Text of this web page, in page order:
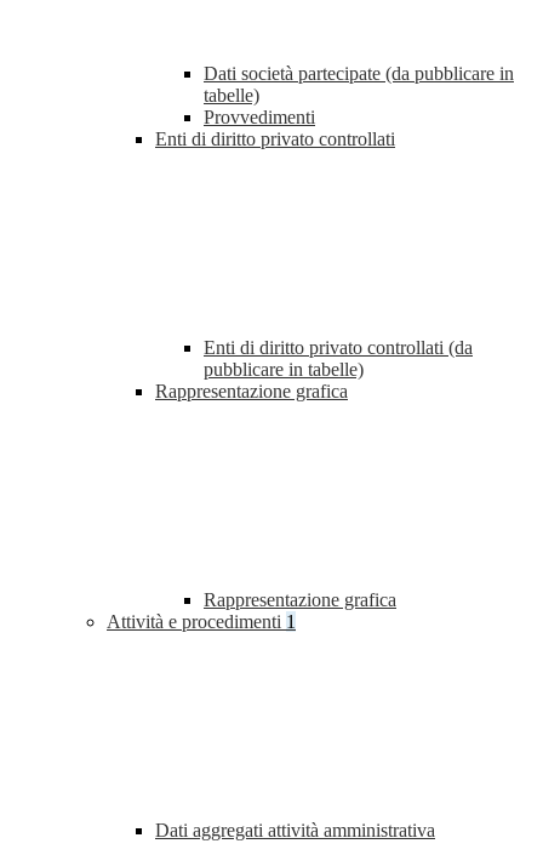
Dati società partecipate (da pubblicare in
tabelle)
Provvedimenti
Enti di diritto privato controllati
Enti di diritto privato controllati (da
pubblicare in tabelle)
Rappresentazione grafica
Rappresentazione grafica
Attività e procedimenti 1
Dati aggregati attività amministrativa